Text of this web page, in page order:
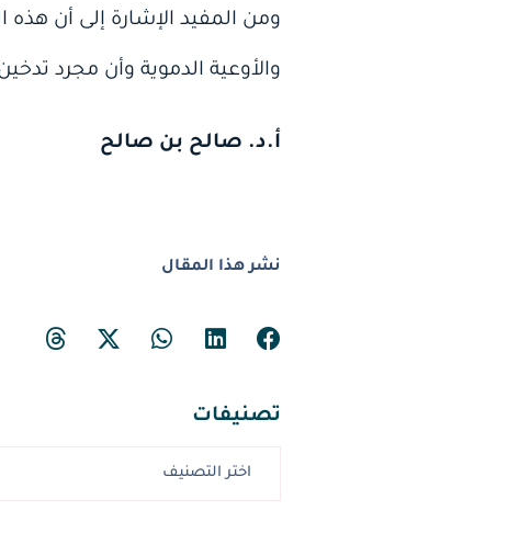
ومن المفيد الإشارة إلى أن
والأوعية الدموية وأن مجرد
أ.د. صالح بن صالح
نشر هذا المقال
تصنيفات